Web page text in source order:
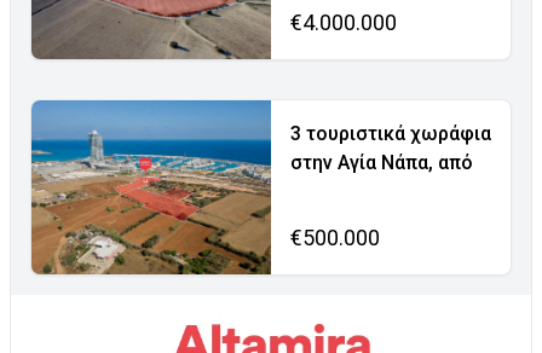
€4.000.000
3 τουριστικά χωράφια
στην Αγία Νάπα, από
€500.000